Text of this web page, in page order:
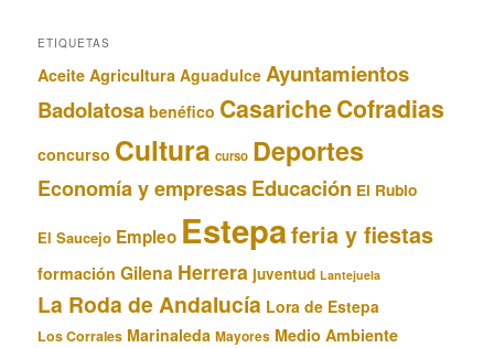
ETIQUETAS
Aceite Agricultura Aguadulce Ayuntamientos
Badolatosa benéfico CasaricheCofradias
concurso Cultura curso Deportes
Economía y empresasEducación El Rubio
El Saucejo Empleo Estepaferia y fiestas
formación Gilena Herrera juventud Lantejuela
La Roda de Andalucía Lora de Estepa
Los Corrales Marinaleda Mayores Medio Ambiente